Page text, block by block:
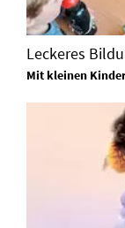
Leckeres
Mit kleinen